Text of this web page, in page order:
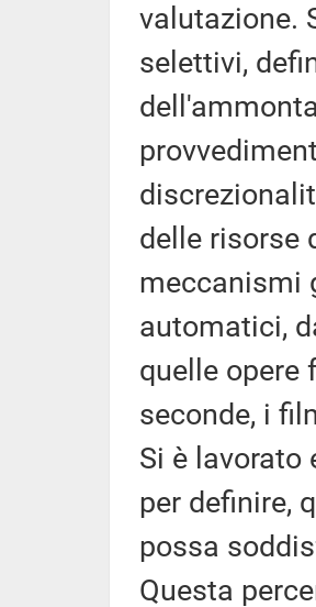
valutazione.
selettivi,
delle risorse
meccanismi
automatici,
quelle opere
seconde, i
Si è
per definire,
possa
Questa